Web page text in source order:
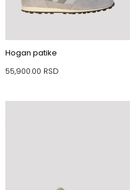
Hogan patike
55,900.00 RSD